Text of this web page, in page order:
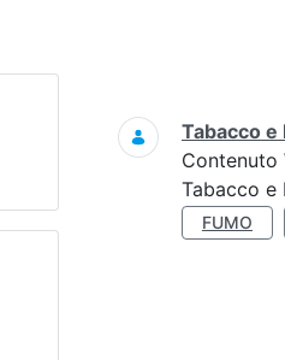
Ricerca
Tabacco e
Contenuto
Tabacco e
FUMO